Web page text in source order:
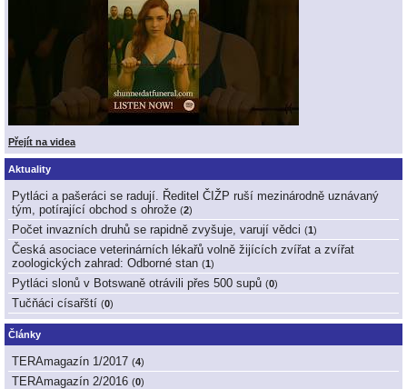
Přejít na videa
Aktuality
Pytláci a pašeráci se radují. Ředitel ČIŽP ruší mezinárodně uznávaný
tým, potírající obchod s ohrože (2)
Počet invazních druhů se rapidně zvyšuje, varují vědci (1)
Česká asociace veterinárních lékařů volně žijících zvířat a zvířat
zoologických zahrad: Odborné stan (1)
Pytláci slonů v Botswaně otrávili přes 500 supů (0)
Tučňáci císařští (0)
Články
TERAmagazín 1/2017 (4)
TERAmagazín 2/2016 (0)